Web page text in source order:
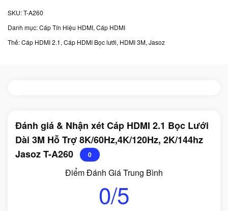
SKU:T-A260
Danh mục:Cáp Tín Hiệu HDMI, Cáp HDMI
Thẻ:Cáp HDMI 2.1, Cáp HDMI Bọc lưới, HDMI 3M, Jasoz
Đánh giá & Nhận xét Cáp HDMI 2.1 Bọc Lưới
Dài 3M Hỗ Trợ 8K/60Hz,4K/120Hz, 2K/144hz
Jasoz T-A260
0
Điểm Đánh Giá Trung Bình
0/5